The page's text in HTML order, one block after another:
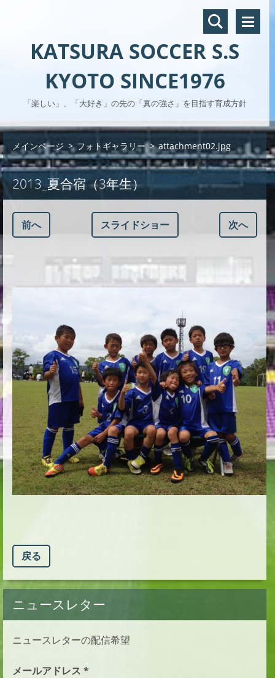
KATSURA SOCCER S.S
KYOTO SINCE1976
「楽しい」、「大好き」の先の「真の強さ」を目指す育成方針
メインページ > フォトギャラリー > attachment02.jpg
2013_夏合宿（3年生）
前へ スライドショー 次へ
戻る
ニュースレター
ニュースレターの配信希望
メールアドレス *